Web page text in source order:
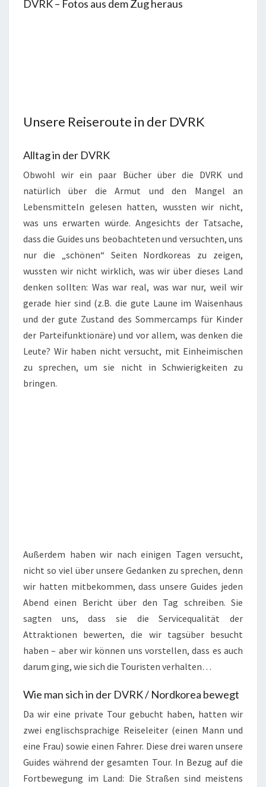
DVRK – Fotos aus dem Zug heraus
Unsere Reiseroute in der DVRK
Alltag in der DVRK
Obwohl wir ein paar Bücher über die DVRK und
natürlich über die Armut und den Mangel an
Lebensmitteln gelesen hatten, wussten wir nicht,
was uns erwarten würde. Angesichts der Tatsache,
dass die Guides uns beobachteten und versuchten, uns
nur die „schönen“ Seiten Nordkoreas zu zeigen,
wussten wir nicht wirklich, was wir über dieses Land
denken sollten: Was war real, was war nur, weil wir
gerade hier sind (z.B. die gute Laune im Waisenhaus
und der gute Zustand des Sommercamps für Kinder
der Parteifunktionäre) und vor allem, was denken die
Leute? Wir haben nicht versucht, mit Einheimischen
zu sprechen, um sie nicht in Schwierigkeiten zu
bringen.
Außerdem haben wir nach einigen Tagen versucht,
nicht so viel über unsere Gedanken zu sprechen, denn
wir hatten mitbekommen, dass unsere Guides jeden
Abend einen Bericht über den Tag schreiben. Sie
sagten uns, dass sie die Servicequalität der
Attraktionen bewerten, die wir tagsüber besucht
haben – aber wir können uns vorstellen, dass es auch
darum ging, wie sich die Touristen verhalten…
Wie man sich in der DVRK / Nordkorea bewegt
Da wir eine private Tour gebucht haben, hatten wir
zwei englischsprachige Reiseleiter (einen Mann und
eine Frau) sowie einen Fahrer. Diese drei waren unsere
Guides während der gesamten Tour. In Bezug auf die
Fortbewegung im Land: Die Straßen sind meistens